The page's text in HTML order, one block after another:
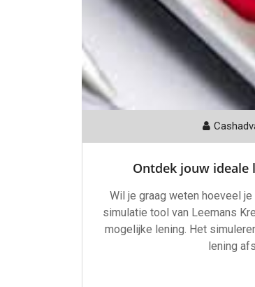
Ontdek jouw ideale
Wil je graag weten hoeveel
simulatie tool van Leemans
mogelijke lening. Het
lening